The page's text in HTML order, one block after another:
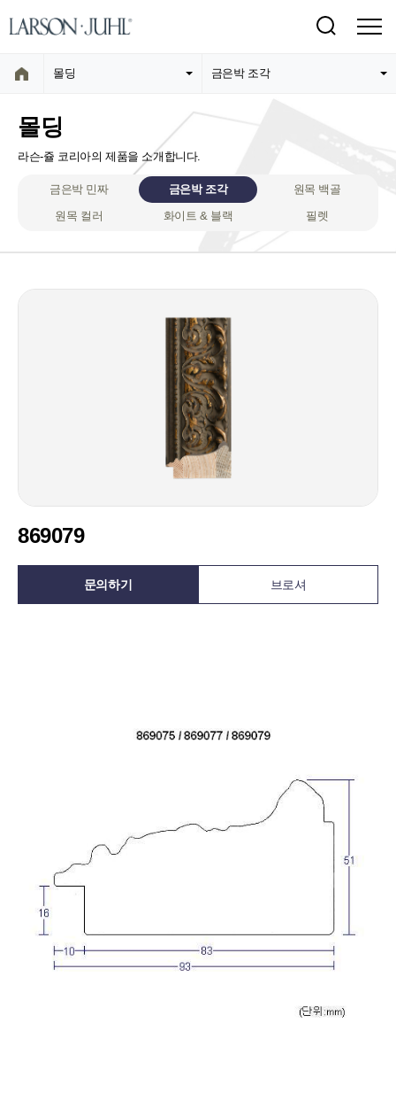
몰딩 금은박 조각
몰딩
라슨-쥴 코리아의 제품을 소개합니다.
금은박 민짜 금은박 조각
원목 백골
원목 컬러
화이트 & 블랙 필렛
869079
문의하기 브로셔